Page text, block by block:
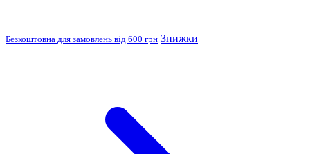
Безкоштовна для замовлень від 600 грн Знижки